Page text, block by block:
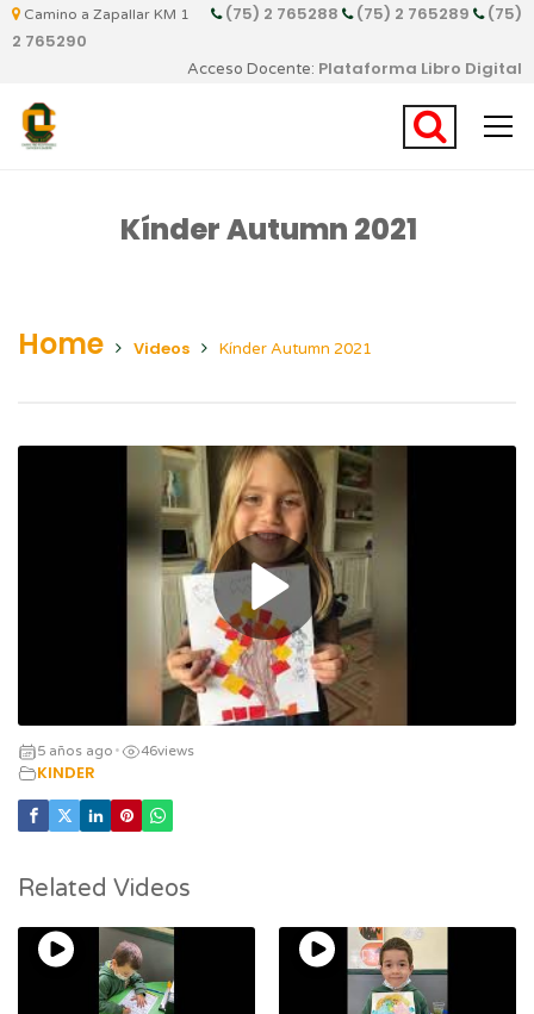
Camino a Zapallar KM 1 (75) 2 765288 (75) 2 765289
(75)
2 765290
Acceso Docente: Plataforma Libro Digital
Kínder Autumn 2021
Home Videos Kínder Autumn 2021
5 años ago • 46views
KINDER
Related Videos